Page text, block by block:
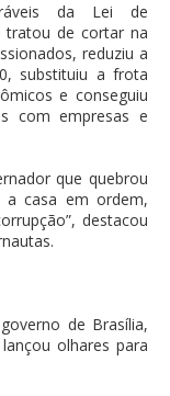
da Lei de
tratou de cortar na
reduziu a
substituiu a frota
e conseguiu
com empresas e
que quebrou
a casa em ordem,
destacou
de Brasília,
olhares para